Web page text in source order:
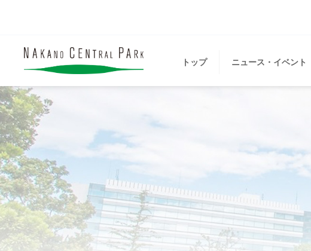
トップ ニュース・イベント